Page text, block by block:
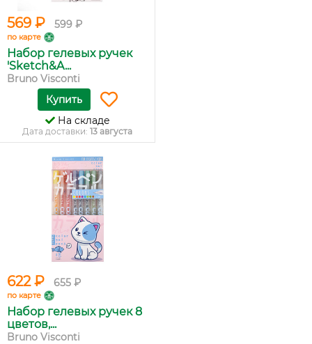
569 ₽ 599 ₽
по карте
Набор гелевых ручек
'Sketch&A...
Bruno Visconti
Купить
На складе
Дата доставки: 13 августа
622 ₽ 655 ₽
по карте
Набор гелевых ручек 8
цветов,...
Bruno Visconti